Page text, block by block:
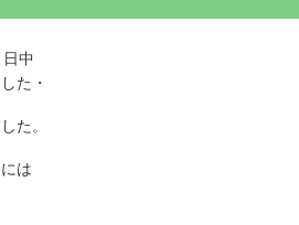
中
た・
た。
は